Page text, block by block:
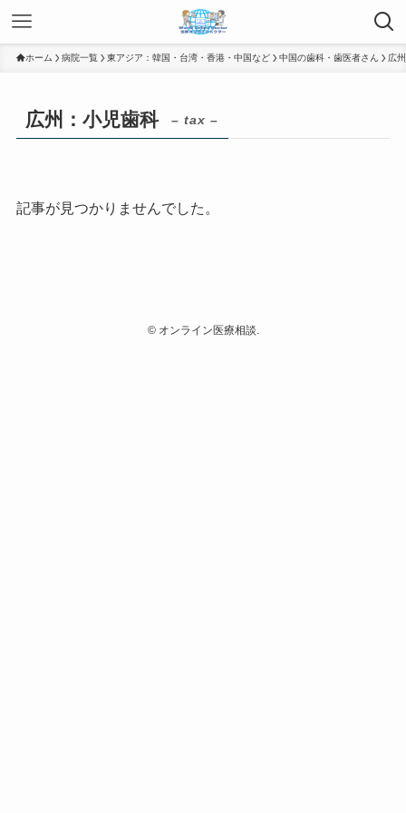
ホーム 病院一覧 東アジア：韓国・台湾・香港・中国など 中国の歯科・歯医者さん 広
広州：小児歯科 – tax –
記事が見つかりませんでした。
©オンライン医療相談.